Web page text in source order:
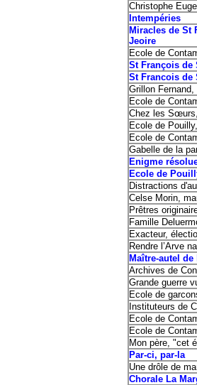
Christophe
Intempéries
Miracles de St
Jeoire
Ecole de
St François de
St Francois de
Grillon Fernand,
Ecole de
Chez les
Ecole de
Ecole de
Gabelle de la
Enigme
Ecole de
Distractions
Celse Morin,
Prêtres
Famille
Exacteur,
Rendre l’Arve
Maître-autel
Archives de
Grande guerre
Ecole de
Instituteurs de
Ecole de
Ecole de
Mon père, "cet
Par-ci, par-la
Une drôle de
Chorale La